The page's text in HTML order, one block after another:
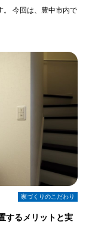
。 今回は、豊中市内で
家づくりのこだわり
するメリットと実